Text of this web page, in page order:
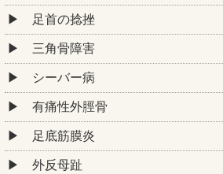
足首の捻挫
三角骨障害
シーバー病
有痛性外脛骨
足底筋膜炎
外反母趾